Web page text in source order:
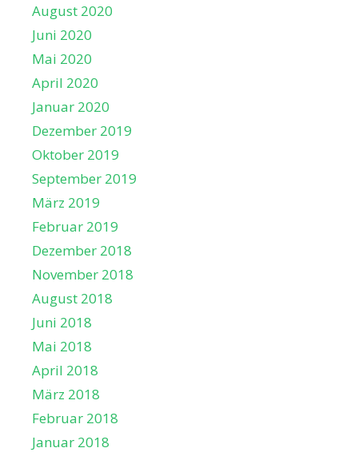
August 2020
Juni 2020
Mai 2020
April 2020
Januar 2020
Dezember 2019
Oktober 2019
September 2019
März 2019
Februar 2019
Dezember 2018
November 2018
August 2018
Juni 2018
Mai 2018
April 2018
März 2018
Februar 2018
Januar 2018